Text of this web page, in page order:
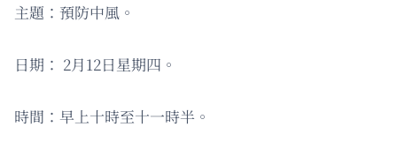
主題：預防中風。
日期： 2月12日星期四。
時間：早上十時至十一時半。